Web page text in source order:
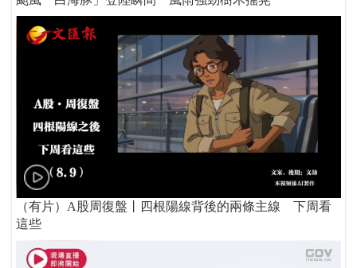
（有片）A股周復盤丨四根陽線背後的兩條主線 下周看
這些